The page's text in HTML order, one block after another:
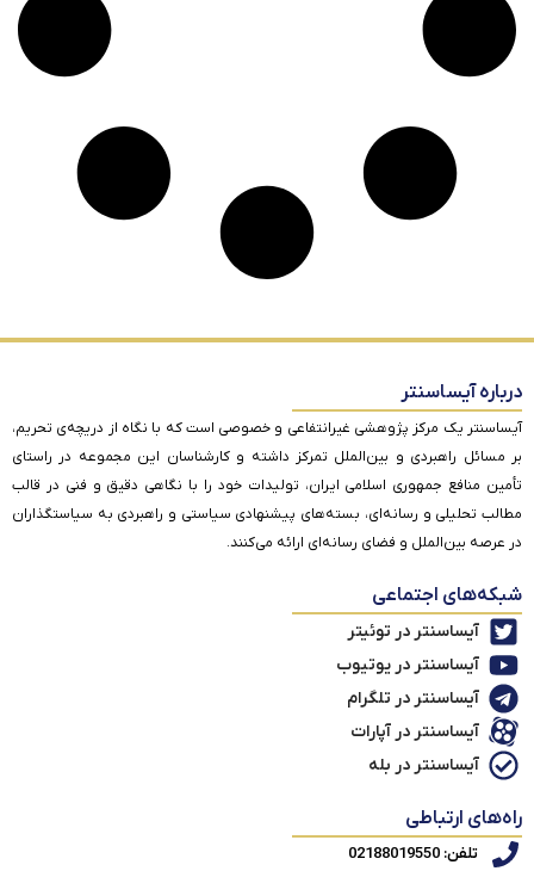
درباره آیساسنتر
آیساسنتر یک مرکز پژوهشی غیرانتفاعی و خصوصی است که با نگاه از دریچه‌ی تحریم،
بر مسائل راهبردی و بین‌الملل تمرکز داشته و کارشناسان این مجموعه در راستای
تأمین منافع جمهوری اسلامی ایران، تولیدات خود را با نگاهی دقیق و فنی در قالب
مطالب تحلیلی و رسانه‌ای، بسته‌های پیشنهادی سیاستی و راهبردی به سیاستگذاران
در عرصه بین‌الملل و فضای رسانه‌ای ارائه می‌کنند.
شبکه‌های اجتماعی
آیساسنتر در توئیتر
آیساسنتر در یوتیوب
آیساسنتر در تلگرام
آیساسنتر در آپارات
آیساسنتر در بله
راه‌های ارتباطی
تلفن: 02188019550